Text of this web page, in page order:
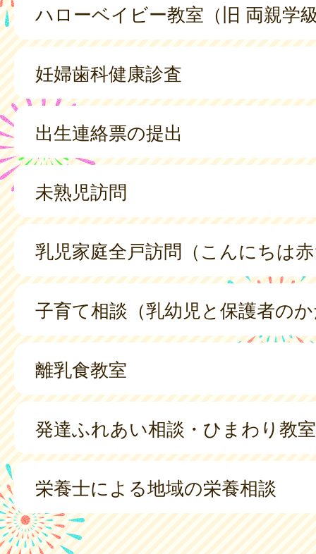
ハローベイビー教室（旧 両親学
妊婦歯科健康診査
出生連絡票の提出
未熟児訪問
乳児家庭全戸訪問（こんにちは
子育て相談（乳幼児と保護者の
離乳食教室
発達ふれあい相談・ひまわり教室
栄養士による地域の栄養相談